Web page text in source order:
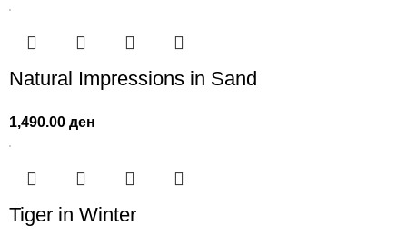
Natural Impressions in Sand
1,490.00ден
Tiger in Winter